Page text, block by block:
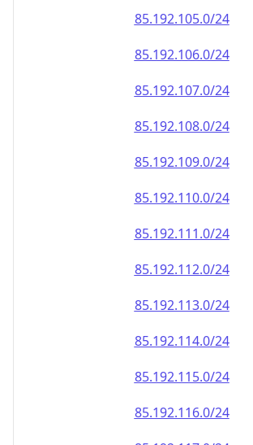
85.192.106.0/24
85.192.107.0/24
85.192.108.0/24
85.192.109.0/24
85.192.110.0/24
85.192.111.0/24
85.192.112.0/24
85.192.113.0/24
85.192.114.0/24
85.192.115.0/24
85.192.116.0/24
85.192.117.0/24